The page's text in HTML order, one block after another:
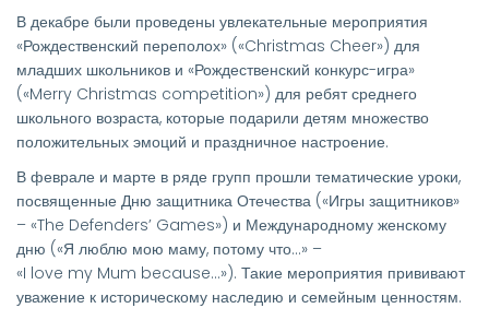
В декабре были проведены увлекательные мероприятия
«Рождественский переполох» («Christmas Cheer») для
младших школьников и «Рождественский конкурс-игра»
(«Merry Christmas competition») для ребят среднего
школьного возраста, которые подарили детям множество
положительных эмоций и праздничное настроение.
В феврале и марте в ряде групп прошли тематические уроки,
посвященные Дню защитника Отечества («Игры защитников»
– «The Defenders’ Games») и Международному женскому
дню («Я люблю мою маму, потому что…» –
«I love my Mum because…»). Такие мероприятия прививают
уважение к историческому наследию и семейным ценностям.